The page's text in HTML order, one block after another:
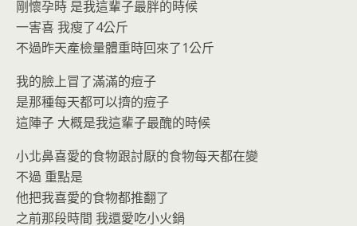
剛懷孕時 是我這輩子最胖的時候
一害喜 我瘦了4公斤
不過昨天產檢量體重時回來了1公斤
我的臉上冒了滿滿的痘子
是那種每天都可以擠的痘子
這陣子 大概是我這輩子最醜的時候
小北鼻喜愛的食物跟討厭的食物每天都在變
不過 重點是
他把我喜愛的食物都推翻了
之前那段時間 我還愛吃小火鍋